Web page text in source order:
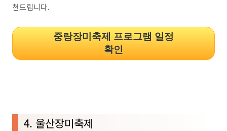
천드립니다.
중랑장미축제 프로그램 일정
확인
4. 울산장미축제